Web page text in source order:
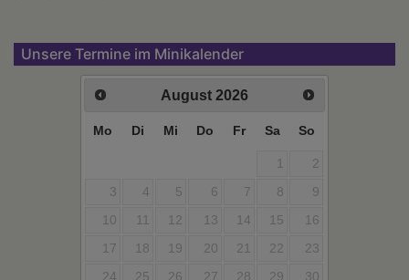
Unsere Termine im Minikalender
August 2026
Mo Di Mi Do Fr Sa So
1
2
3
4 5 6 7 8
9
10
11 12 13 14 15
16
17
18 19 20 21 22
23
24
25 26 27 28 29 30